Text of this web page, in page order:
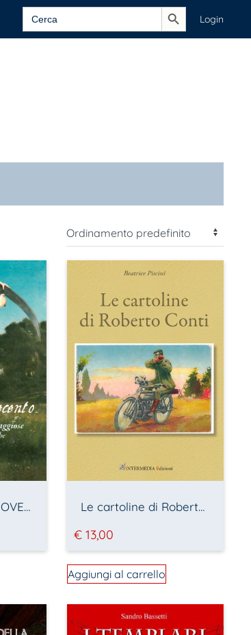
Search
for:
Search Button
Login
LA STREGA DEL NOVECENTO Le cartoline di Roberto Conti
€ 13,00
Aggiungi al carrello